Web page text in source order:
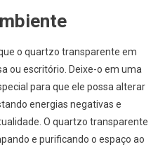
o quartzo transparente em
ou escritório. Deixe-o em uma
para que ele possa alterar
energias negativas e
O quartzo transparente
e purificando o espaço ao